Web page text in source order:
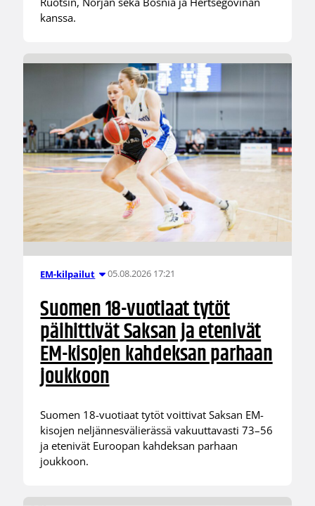
kanssa.
EM-kilpailut 05.08.2026 17:21
Suomen 18-vuotiaat tytöt
päihittivät Saksan ja etenivät
EM-kisojen kahdeksan parhaan
joukkoon
Suomen 18-vuotiaat tytöt voittivat Saksan EM-
kisojen neljännesvälierässä vakuuttavasti 73–56
ja etenivät Euroopan kahdeksan parhaan
joukkoon.